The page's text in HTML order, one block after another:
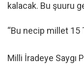
kalacak. Bu şuuru
“Bu necip millet 15
Milli İradeye Saygı